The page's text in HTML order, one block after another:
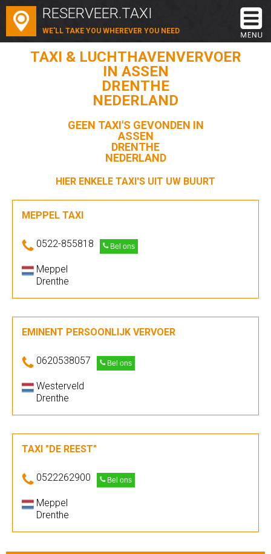
RESERVEER.TAXI
WE'LL TAKE YOU WHEREVER YOU NEED
TAXI & LUCHTHAVENVERVOER
IN ASSEN
DRENTHE
NEDERLAND
GEEN TAXI'S GEVONDEN IN
ASSEN
DRENTHE
NEDERLAND
HIER ENKELE TAXI'S UIT UW BUURT
MEPPEL TAXI
0522-855818 Bel ons
Meppel
Drenthe
EMINENT PERSOONLIJK VERVOER
0620538057 Bel ons
Westerveld
Drenthe
TAXI "DE REEST"
0522262900 Bel ons
Meppel
Drenthe